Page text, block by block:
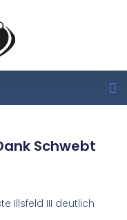
Schwebt
Illsfeld III deutlich